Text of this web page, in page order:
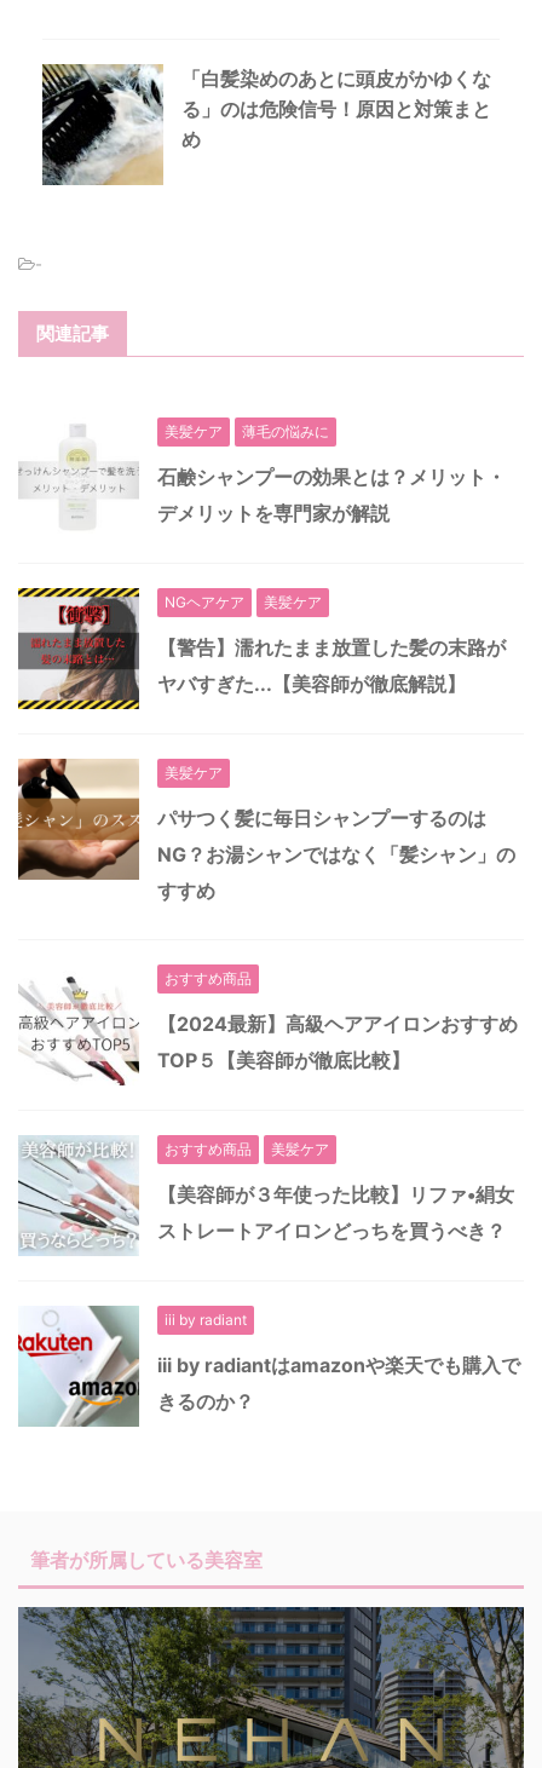
「白髪染めのあとに頭皮がかゆくな
る」のは危険信号！原因と対策まと
め
-
関連記事
美髪ケア 薄毛の悩みに
石鹸シャンプーの効果とは？メリット・
デメリットを専門家が解説
NGヘアケア 美髪ケア
【警告】濡れたまま放置した髪の末路が
ヤバすぎた...【美容師が徹底解説】
美髪ケア
パサつく髪に毎日シャンプーするのは
NG？お湯シャンではなく「髪シャン」の
すすめ
おすすめ商品
【2024最新】高級ヘアアイロンおすすめ
TOP５【美容師が徹底比較】
おすすめ商品 美髪ケア
【美容師が３年使った比較】リファ•絹女
ストレートアイロンどっちを買うべき？
iii by radiant
iii by radiantはamazonや楽天でも購入で
きるのか？
筆者が所属している美容室